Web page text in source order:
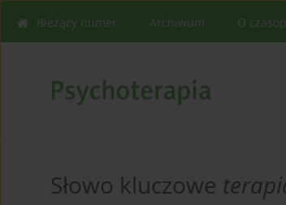
Bieżący numer Archiwum O
Słowo kluczowe